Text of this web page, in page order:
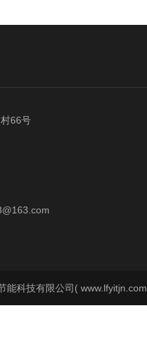
66号
能科技有限公司(